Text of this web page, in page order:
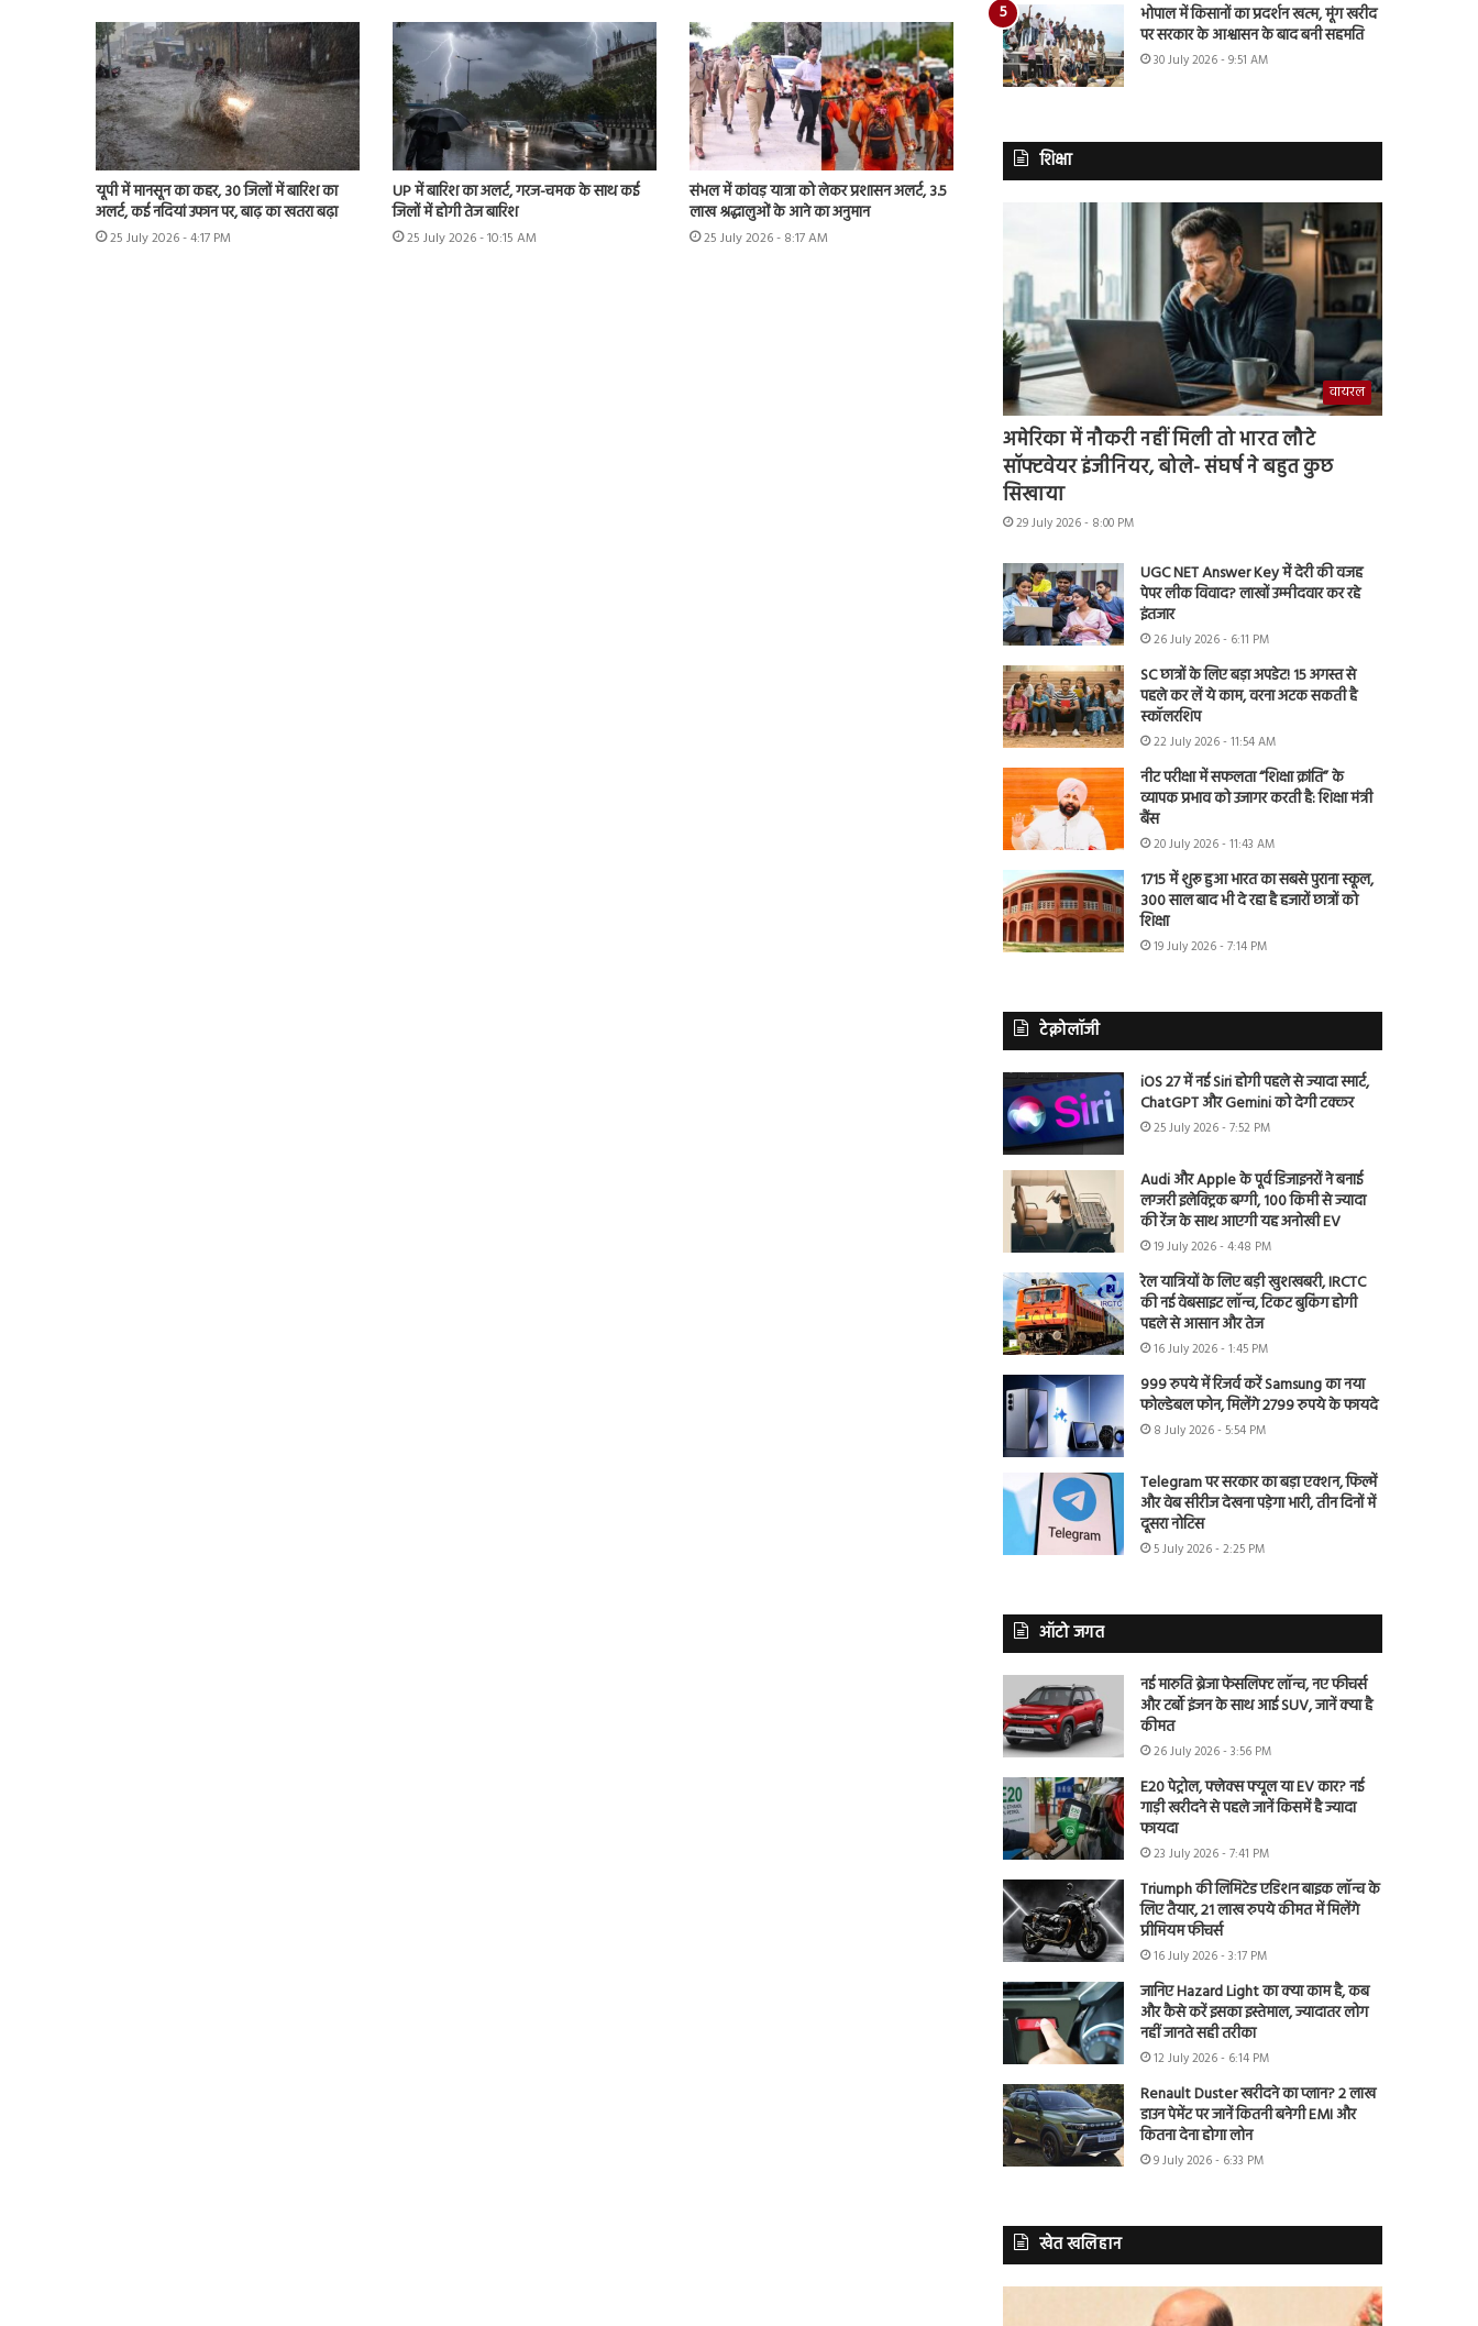
यूपी में मानसून का कहर, 30 जिलों में बारिश का
अलर्ट, कई नदियां उफान पर, बाढ़ का खतरा बढ़ा
25 July 2026 - 4:17 PM
UP में बारिश का अलर्ट, गरज-चमक के साथ कई
जिलों में होगी तेज बारिश
25 July 2026 - 10:15 AM
संभल में कांवड़ यात्रा को लेकर प्रशासन अलर्ट, 3.5
लाख श्रद्धालुओं के आने का अनुमान
25 July 2026 - 8:17 AM
भोपाल में किसानों का प्रदर्शन खत्म, मूंग खरीद
पर सरकार के आश्वासन के बाद बनी सहमति
30 July 2026 - 9:51 AM
शिक्षा
वायरल
अमेरिका में नौकरी नहीं मिली तो भारत लौटे
सॉफ्टवेयर इंजीनियर, बोले- संघर्ष ने बहुत कुछ
सिखाया
29 July 2026 - 8:00 PM
UGC NET Answer Key में देरी की वजह
पेपर लीक विवाद? लाखों उम्मीदवार कर रहे
इंतजार
26 July 2026 - 6:11 PM
SC छात्रों के लिए बड़ा अपडेट! 15 अगस्त से
पहले कर लें ये काम, वरना अटक सकती है
स्कॉलरशिप
22 July 2026 - 11:54 AM
नीट परीक्षा में सफलता “शिक्षा क्रांति” के
व्यापक प्रभाव को उजागर करती है: शिक्षा मंत्री
बैंस
20 July 2026 - 11:43 AM
1715 में शुरू हुआ भारत का सबसे पुराना स्कूल,
300 साल बाद भी दे रहा है हजारों छात्रों को
शिक्षा
19 July 2026 - 7:14 PM
टेक्नोलॉजी
iOS 27 में नई Siri होगी पहले से ज्यादा स्मार्ट,
ChatGPT और Gemini को देगी टक्कर
25 July 2026 - 7:52 PM
Audi और Apple के पूर्व डिजाइनरों ने बनाई
लग्जरी इलेक्ट्रिक बग्गी, 100 किमी से ज्यादा
की रेंज के साथ आएगी यह अनोखी EV
19 July 2026 - 4:48 PM
रेल यात्रियों के लिए बड़ी खुशखबरी, IRCTC
की नई वेबसाइट लॉन्च, टिकट बुकिंग होगी
पहले से आसान और तेज
16 July 2026 - 1:45 PM
999 रुपये में रिजर्व करें Samsung का नया
फोल्डेबल फोन, मिलेंगे 2799 रुपये के फायदे
8 July 2026 - 5:54 PM
Telegram पर सरकार का बड़ा एक्शन, फिल्में
और वेब सीरीज देखना पड़ेगा भारी, तीन दिनों में
दूसरा नोटिस
5 July 2026 - 2:25 PM
ऑटो जगत
नई मारुति ब्रेजा फेसलिफ्ट लॉन्च, नए फीचर्स
और टर्बो इंजन के साथ आई SUV, जानें क्या है
कीमत
26 July 2026 - 3:56 PM
E20 पेट्रोल, फ्लेक्स फ्यूल या EV कार? नई
गाड़ी खरीदने से पहले जानें किसमें है ज्यादा
फायदा
23 July 2026 - 7:41 PM
Triumph की लिमिटेड एडिशन बाइक लॉन्च के
लिए तैयार, 21 लाख रुपये कीमत में मिलेंगे
प्रीमियम फीचर्स
16 July 2026 - 3:17 PM
जानिए Hazard Light का क्या काम है, कब
और कैसे करें इसका इस्तेमाल, ज्यादातर लोग
नहीं जानते सही तरीका
12 July 2026 - 6:14 PM
Renault Duster खरीदने का प्लान? 2 लाख
डाउन पेमेंट पर जानें कितनी बनेगी EMI और
कितना देना होगा लोन
9 July 2026 - 6:33 PM
खेत खलिहान